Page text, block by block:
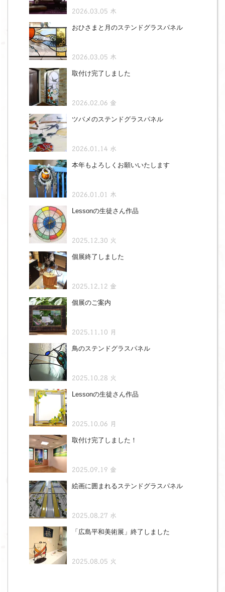
2026.03.05 木
おひさまと月のステンドグラスパネル
2026.03.05 木
取付け完了しました
2026.02.06 金
ツバメのステンドグラスパネル
2026.01.14 水
本年もよろしくお願いいたします
2026.01.01 木
Lessonの生徒さん作品
2025.12.30 火
個展終了しました
2025.12.12 金
個展のご案内
2025.11.10 月
鳥のステンドグラスパネル
2025.10.28 火
Lessonの生徒さん作品
2025.10.06 月
取付け完了しました！
2025.09.19 金
絵画に囲まれるステンドグラスパネル
2025.08.27 水
「広島平和美術展」終了しました
2025.08.05 火